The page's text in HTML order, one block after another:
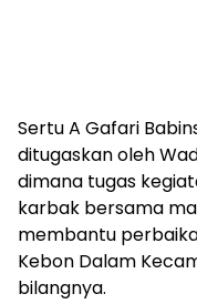
Sertu A Gafari
ditugaskan oleh
dimana tugas
karbak bersama
membantu
Kebon Dalam
bilangnya.